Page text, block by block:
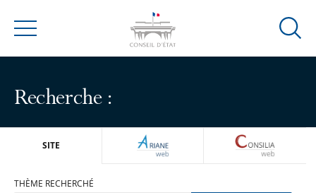
Menu
Ouvrir
Recherche :
SITE ARIANEWEB
THÈME RECHERCHÉ